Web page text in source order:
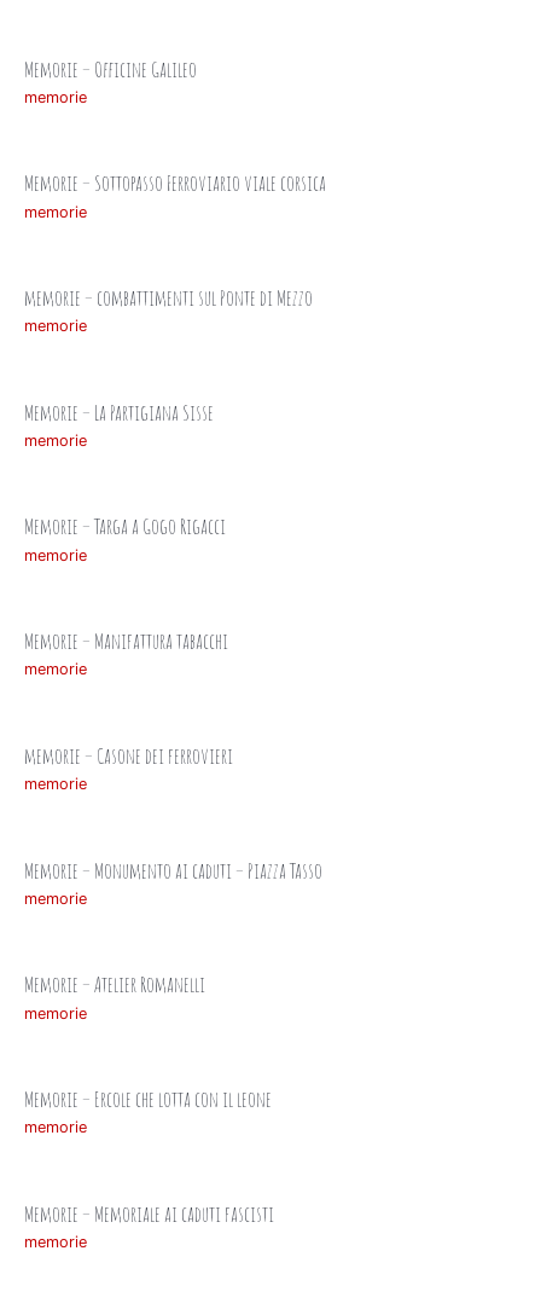
Memorie – Officine Galileo
memorie
Memorie – Sottopasso Ferroviario viale corsica
memorie
memorie – combattimenti sul Ponte di Mezzo
memorie
Memorie – La Partigiana Sisse
memorie
Memorie – Targa a Gogo Rigacci
memorie
Memorie – Manifattura tabacchi
memorie
memorie – Casone dei ferrovieri
memorie
Memorie – Monumento ai caduti – Piazza Tasso
memorie
Memorie – Atelier Romanelli
memorie
Memorie – Ercole che lotta con il leone
memorie
Memorie – Memoriale ai caduti fascisti
memorie